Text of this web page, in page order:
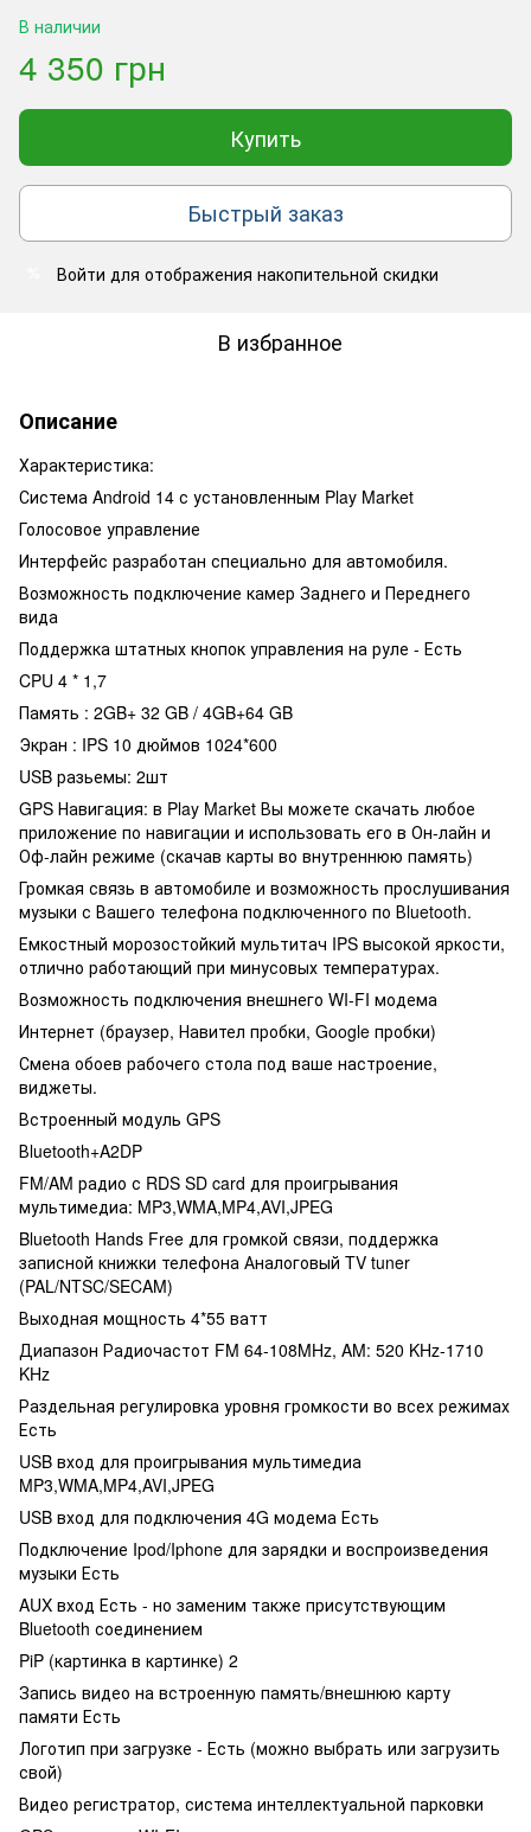
В наличии
4 350 грн
Купить
Быстрый заказ
Войти для отображения накопительной скидки
В избранное
Описание
Характеристика:
Система Android 14 с установленным Play Market
Голосовое управление
Интерфейс разработан специально для автомобиля.
Возможность подключение камер Заднего и Переднего
вида
Поддержка штатных кнопок управления на руле - Есть
CPU 4 * 1,7
Память : 2GB+ 32 GB / 4GB+64 GB
Экран : IPS 10 дюймов 1024*600
USB разьемы: 2шт
GPS Навигация: в Play Market Вы можете скачать любое
приложение по навигации и использовать его в Он-лайн и
Оф-лайн режиме (скачав карты во внутреннюю память)
Громкая связь в автомобиле и возможность прослушивания
музыки с Вашего телефона подключенного по Вluetooth.
Емкостный морозостойкий мультитач IPS высокой яркости,
отлично работающий при минусовых температурах.
Возможность подключения внешнего WI-FI модема
Интернет (браузер, Навител пробки, Google пробки)
Смена обоев рабочего стола под ваше настроение,
виджеты.
Встроенный модуль GPS
Вluetooth+A2DP
FM/AM радио с RDS SD card для проигрывания
мультимедиа: MP3,WMA,MP4,AVI,JPEG
Bluetooth Hands Free для громкой связи, поддержка
записной книжки телефона Аналоговый TV tuner
(PAL/NTSC/SECAM)
Выходная мощность 4*55 ватт
Диапазон Радиочастот FM 64-108MHz, AM: 520 KHz-1710
KHz
Раздельная регулировка уровня громкости во всех режимах
Есть
USB вход для проигрывания мультимедиа
MP3,WMA,MP4,AVI,JPEG
USB вход для подключения 4G модема Есть
Подключение Ipod/Iphone для зарядки и воспроизведения
музыки Есть
AUX вход Есть - но заменим также присутствующим
Bluetooth соединением
PiP (картинка в картинке) 2
Запись видео на встроенную память/внешнюю карту
памяти Есть
Логотип при загрузке - Есть (можно выбрать или загрузить
свой)
Видео регистратор, система интеллектуальной парковки